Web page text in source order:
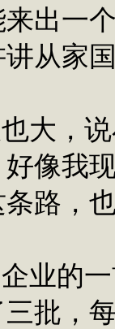
出一
从家
大，
像我
条路，
业的
批，